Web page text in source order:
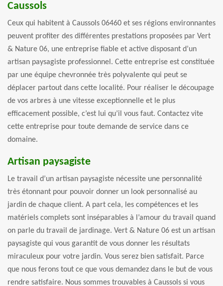
Caussols
Ceux qui habitent à Caussols 06460 et ses régions environnantes
peuvent profiter des différentes prestations proposées par Vert
& Nature 06, une entreprise fiable et active disposant d’un
artisan paysagiste professionnel. Cette entreprise est constituée
par une équipe chevronnée très polyvalente qui peut se
déplacer partout dans cette localité. Pour réaliser le découpage
de vos arbres à une vitesse exceptionnelle et le plus
efficacement possible, c’est lui qu’il vous faut. Contactez vite
cette entreprise pour toute demande de service dans ce
domaine.
Artisan paysagiste
Le travail d’un artisan paysagiste nécessite une personnalité
très étonnant pour pouvoir donner un look personnalisé au
jardin de chaque client. A part cela, les compétences et les
matériels complets sont inséparables à l’amour du travail quand
on parle du travail de jardinage. Vert & Nature 06 est un artisan
paysagiste qui vous garantit de vous donner les résultats
miraculeux pour votre jardin. Vous serez bien satisfait. Parce
que nous ferons tout ce que vous demandez dans le but de vous
rendre satisfaire. Nous sommes trouvables à Caussols si vous